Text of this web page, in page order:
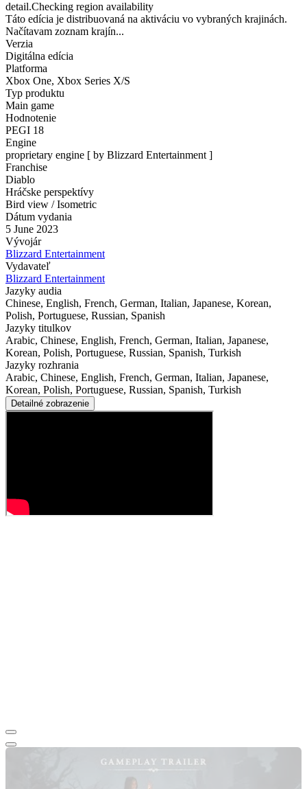
detail.Checking region availability
Táto edícia je distribuovaná na aktiváciu vo vybraných krajinách.
Načítavam zoznam krajín...
Verzia
Digitálna edícia
Platforma
Xbox One, Xbox Series X/S
Typ produktu
Main game
Hodnotenie
PEGI 18
Engine
proprietary engine [ by Blizzard Entertainment ]
Franchise
Diablo
Hráčske perspektívy
Bird view / Isometric
Dátum vydania
5 June 2023
Vývojár
Blizzard Entertainment
Vydavateľ
Blizzard Entertainment
Jazyky audia
Chinese, English, French, German, Italian, Japanese, Korean,
Polish, Portuguese, Russian, Spanish
Jazyky titulkov
Arabic, Chinese, English, French, German, Italian, Japanese,
Korean, Polish, Portuguese, Russian, Spanish, Turkish
Jazyky rozhrania
Arabic, Chinese, English, French, German, Italian, Japanese,
Korean, Polish, Portuguese, Russian, Spanish, Turkish
Detailné zobrazenie